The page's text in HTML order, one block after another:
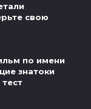
свою
по имени
знатоки